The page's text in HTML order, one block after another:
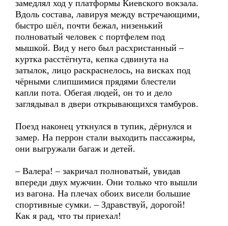
замедлял ход у платформы Киевского вокзала.
Вдоль состава, лавируя между встречающими,
быстро шёл, почти бежал, низенький
полноватый человек с портфелем под
мышкой. Вид у него был расхристанный –
куртка расстёгнута, кепка сдвинута на
затылок, лицо раскраснелось, на висках под
чёрными слипшимися прядями блестели
капли пота. Обегая людей, он то и дело
заглядывал в двери открывающихся тамбуров.
Поезд наконец уткнулся в тупик, дёрнулся и
замер. На перрон стали выходить пассажиры,
они выгружали багаж и детей.
– Валера! – закричал полноватый, увидав
впереди двух мужчин. Они только что вышли
из вагона. На плечах обоих висели большие
спортивные сумки. – Здравствуй, дорогой!
Как я рад, что ты приехал!